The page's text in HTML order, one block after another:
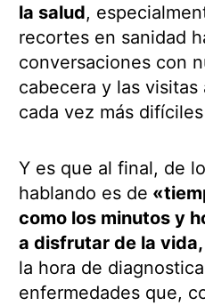
la salud,
recortes en sanidad
conversaciones con
cabecera y las
cada vez más
Y es que al final, de
hablando es de
como los minutos y
a disfrutar de la vida,
la hora de
enfermedades que,